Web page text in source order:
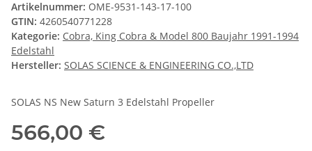
Artikelnummer: OME-9531-143-17-100
GTIN: 4260540771228
Kategorie: Cobra, King Cobra & Model 800 Baujahr 1991-1994
Edelstahl
Hersteller: SOLAS SCIENCE & ENGINEERING CO.,LTD
SOLAS NS New Saturn 3 Edelstahl Propeller
566,00 €